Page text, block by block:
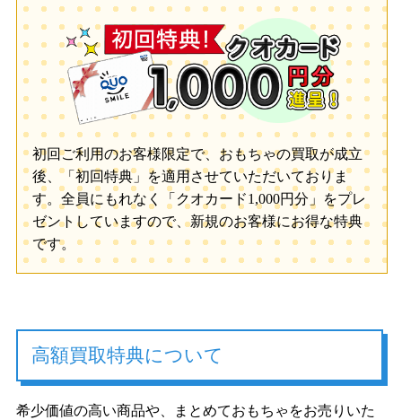
初回ご利用のお客様限定で、おもちゃの買取が成立
後、「初回特典」を適用させていただいておりま
す。全員にもれなく「クオカード1,000円分」をプレ
ゼントしていますので、新規のお客様にお得な特典
です。
高額買取特典について
希少価値の高い商品や、まとめておもちゃをお売りいた